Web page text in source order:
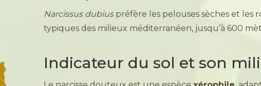
Narcissus dubiuspréfère les pelouses sèches et les
typiques des milieux méditerranéen, jusqu’à 600
Indicateur du sol et son